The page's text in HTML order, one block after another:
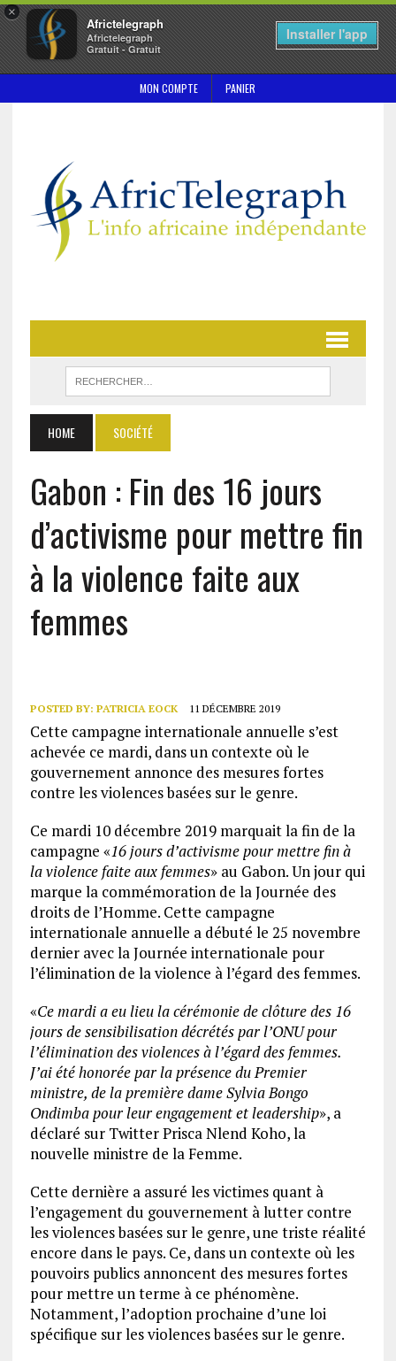
×
Africtelegraph
Africtelegraph
Gratuit - Gratuit
Installer l'app
MON COMPTE PANIER
HOME SOCIÉTÉ
Gabon : Fin des 16 jours
d’activisme pour mettre fin
à la violence faite aux
femmes
POSTED BY: PATRICIA EOCK 11 DÉCEMBRE 2019
Cette campagne internationale annuelle s’est
achevée ce mardi, dans un contexte où le
gouvernement annonce des mesures fortes
contre les violences basées sur le genre.
Ce mardi 10 décembre 2019 marquait la fin de la
campagne «16 jours d’activisme pour mettre fin à
la violence faite aux femmes» au Gabon. Un jour qui
marque la commémoration de la Journée des
droits de l’Homme. Cette campagne
internationale annuelle a débuté le 25 novembre
dernier avec la Journée internationale pour
l’élimination de la violence à l’égard des femmes.
«Ce mardi a eu lieu la cérémonie de clôture des 16
jours de sensibilisation décrétés par l’ONU pour
l’élimination des violences à l’égard des femmes.
J’ai été honorée par la présence du Premier
ministre, de la première dame Sylvia Bongo
Ondimba pour leur engagement et leadership», a
déclaré sur Twitter Prisca Nlend Koho, la
nouvelle ministre de la Femme.
Cette dernière a assuré les victimes quant à
l’engagement du gouvernement à lutter contre
les violences basées sur le genre, une triste réalité
encore dans le pays. Ce, dans un contexte où les
pouvoirs publics annoncent des mesures fortes
pour mettre un terme à ce phénomène.
Notamment, l’adoption prochaine d’une loi
spécifique sur les violences basées sur le genre.